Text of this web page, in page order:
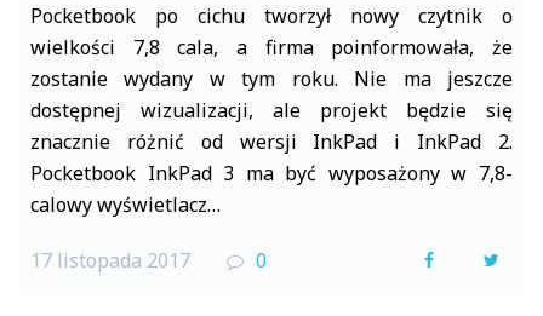
Pocketbook po cichu tworzył nowy czytnik o
wielkości 7,8 cala, a firma poinformowała, że
zostanie wydany w tym roku. Nie ma jeszcze
dostępnej wizualizacji, ale projekt będzie się
znacznie różnić od wersji InkPad i InkPad 2.
Pocketbook InkPad 3 ma być wyposażony w 7,8-
calowy wyświetlacz…
17 listopada 2017 0
F